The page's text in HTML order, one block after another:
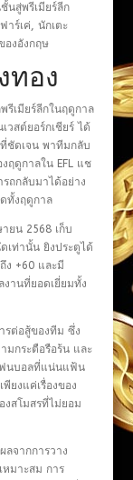
นสู่พรีเมียร์ลีก
ร์เค่, นักเตะ
งอังกฤษ
ทอง
รีเมียร์ลีกในฤดูกาล
สต์ยอร์กเชียร์ ได้
ชัดเจน พาทีมกลับ
ฤดูกาลใน EFL แช
ถกลับมาได้อย่าง
ทั้งฤดูกาล
ยน 2568 เก็บ
เท่านั้น ยิงประตูได้
ง +60 และมี
านที่ยอดเยี่ยมทั้ง
รต่อสู้ของทีม ซึ่ง
มกระตือรือร้น และ
นบอลที่แน่นแฟ้น
ยงแค่เรื่องของ
สโมสรที่ไม่ยอม
ลจากการวาง
มาะสม การ